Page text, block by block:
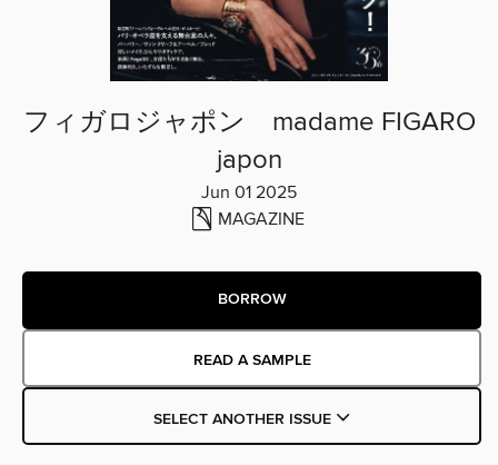
フィガロジャポン madame FIGARO
japon
Jun 01 2025
MAGAZINE
BORROW
READ A SAMPLE
SELECT ANOTHER ISSUE